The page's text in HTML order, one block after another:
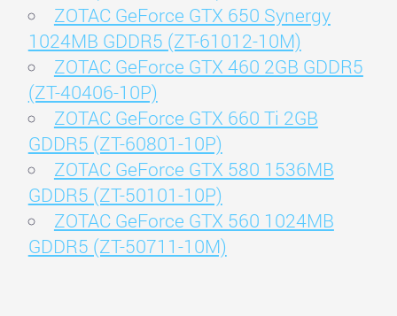
ZOTAC GeForce GTX 650 Synergy
1024MB GDDR5 (ZT-61012-10M)
ZOTAC GeForce GTX 460 2GB GDDR5
(ZT-40406-10P)
ZOTAC GeForce GTX 660 Ti 2GB
GDDR5 (ZT-60801-10P)
ZOTAC GeForce GTX 580 1536MB
GDDR5 (ZT-50101-10P)
ZOTAC GeForce GTX 560 1024MB
GDDR5 (ZT-50711-10M)